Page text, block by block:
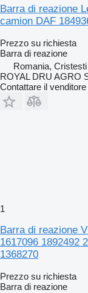
Barra di reazione
camion DAF
Prezzo su richiesta
Barra di reazione
Romania, Cristesti
ROYAL DRU AGRO
Contattare il venditore
1
Barra di reazione
1617096 1892492
1368270
Prezzo su richiesta
Barra di reazione